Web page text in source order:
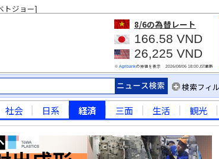
トジョー]
8/6の為替レート
166.58 VND
26,225 VND
※ Agribankの仲値を表示 2026/08/06 18:00JST更新
検索フィ
社会 日系 経済 三面 生活 観光